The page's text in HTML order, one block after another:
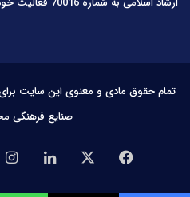
تمام حقوق مادی و معنوی این سایت
صنایع فرهنگی
فیس
لینکدین